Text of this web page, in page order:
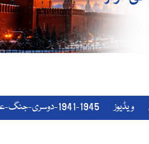
ویڈیوز 1941-1945-دوسری-جنگ-عظیم